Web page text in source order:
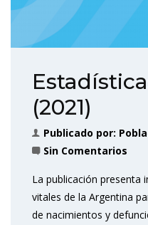
(2021)
Publicado por:
Sin Comentarios
La publicación presenta
vitales de la Argentina
de nacimientos y